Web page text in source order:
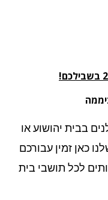
יהושוע או
זמין עבורכם
לכל תושבי בית